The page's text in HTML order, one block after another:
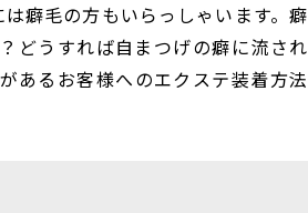
癖毛の方もいらっしゃいます。癖
どうすれば自まつげの癖に流され
あるお客様へのエクステ装着方法